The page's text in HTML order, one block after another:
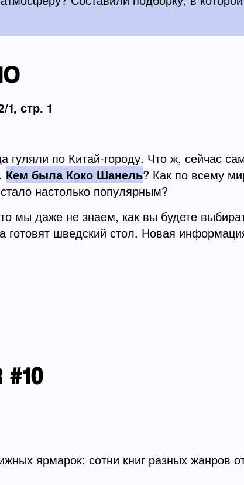
1, стр. 1
гуляли по Китай-городу. Что ж, сейчас
Кем была Коко Шанель? Как по всему
настолько популярным?
мы даже не знаем, как вы будете
готовят шведский стол. Новая
#10
ярмарок: сотни книг разных жанров